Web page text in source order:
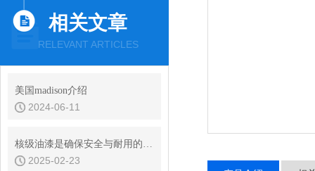
相关文章
RELEVANT ARTICLES
美国madison介绍
2024-06-11
核级油漆是确保安全与耐用的材料
2025-02-23